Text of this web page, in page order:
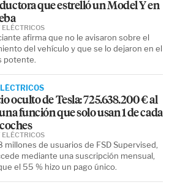
que estrelló un Model Y en
afirma que no le avisaron sobre el
del vehículo y que se lo dejaron en el
potente.
ELÉCTRICOS
oculto de Tesla: 725.638.200 € al
función que solo usan 1 de cada
millones de usuarios de FSD Supervised,
mediante una suscripción mensual,
el 55 % hizo un pago único.
ELÉCTRICOS